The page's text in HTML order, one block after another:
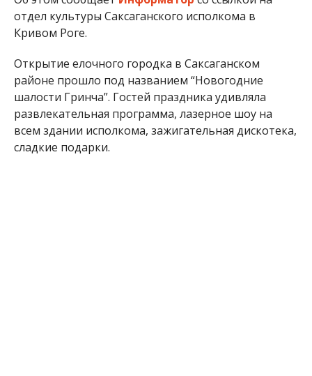
отдел культуры Саксаганского исполкома в
Кривом Роге.
Открытие елочного городка в Саксаганском
районе прошло под названием “Новогодние
шалости Гринча”. Гостей праздника удивляла
развлекательная программа, лазерное шоу на
всем здании исполкома, зажигательная дискотека,
сладкие подарки.